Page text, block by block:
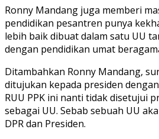
Ronny Mandang juga memberi
pendidikan pesantren punya
lebih baik dibuat dalam satu UU
dengan pendidikan umat
Ditambahkan Ronny Mandang,
ditujukan kepada presiden
RUU PPK ini nanti tidak disetujui
sebagai UU. Sebab sebuah UU
DPR dan Presiden.